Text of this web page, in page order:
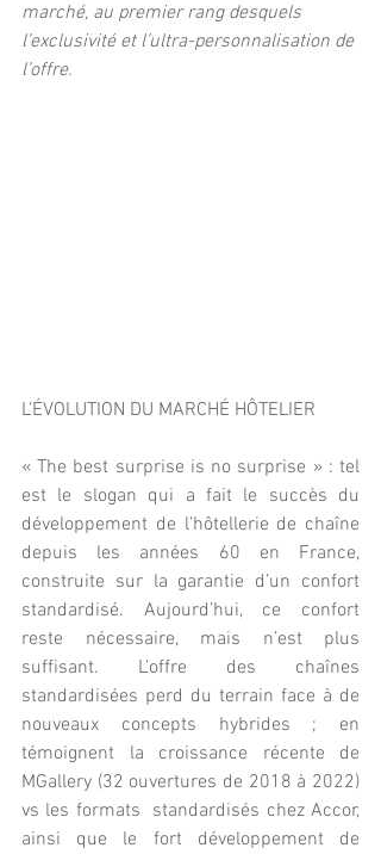
marché, au premier rang desquels
l’exclusivité et l’ultra-personnalisation de
l’offre.
L’ÉVOLUTION DU MARCHÉ HÔTELIER
« The best surprise is no surprise » : tel
est le slogan qui a fait le succès du
développement de l’hôtellerie de chaîne
depuis les années 60 en France,
construite sur la garantie d’un confort
standardisé. Aujourd’hui, ce confort
reste nécessaire, mais n’est plus
suffisant. L’offre des chaînes
standardisées perd du terrain face à de
nouveaux concepts hybrides ; en
témoignent la croissance récente de
MGallery (32 ouvertures de 2018 à 2022)
vs les formats  standardisés chez Accor,
ainsi que le fort développement de